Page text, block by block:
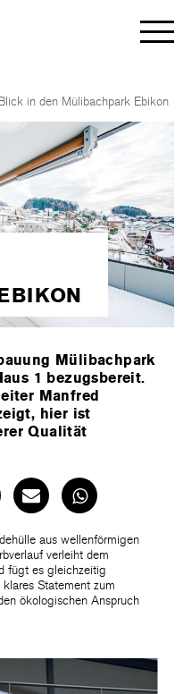
in den Mülibachpark Ebikon
Mülibachpark
1 bezugsbereit.
Manfred
hier ist
Qualität
aus wellenförmigen
verleiht dem
fügt es gleichzeitig
Statement zum
ökologischen Anspruch